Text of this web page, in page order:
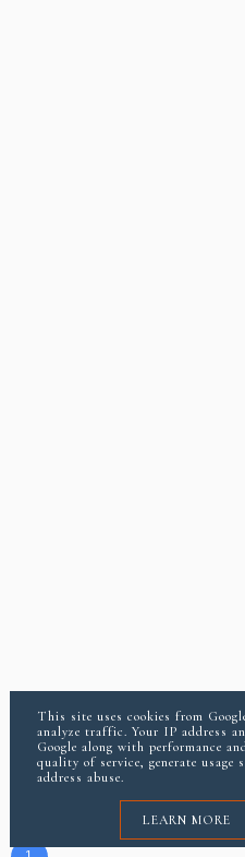
This site uses cookies from
analyze traffic. Your IP address
Google along with performance
quality of service, generate
address abuse.
LEARN MORE